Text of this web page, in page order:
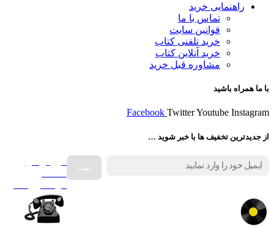
راهنمایی خرید
تماس با ما
قوانین سایت
خرید تلفنی کتاب
خرید آنلاین کتاب
مشاوره قبل خرید
با ما همراه باشید
Facebook TwitterYoutube Instagram
از جدیدترین تخفیف ها با خبر شوید …
فروش انواع